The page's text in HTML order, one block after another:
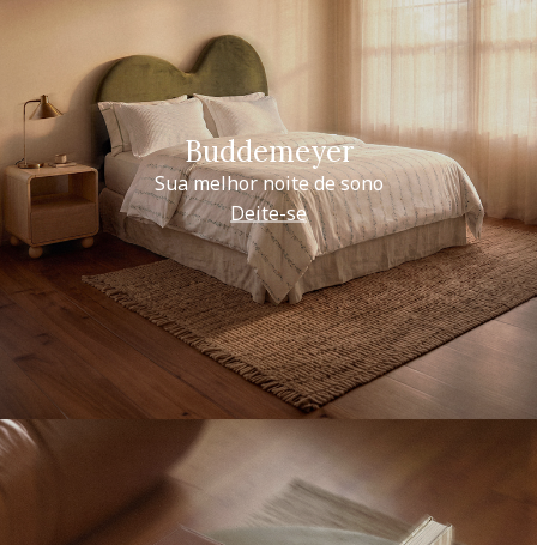
Buddemeyer
Sua melhor noite de sono
Deite-se